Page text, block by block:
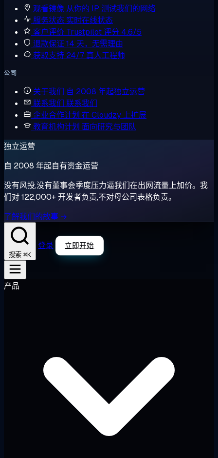
观看镜像 从你的 IP 测试我们的网络
服务状态 实时在线状态
客户评价 Trustpilot 评分 4.6/5
退款保证 14 天，无需理由
获取支持 24/7 真人工程师
公司
关于我们 自 2008 年起独立运营
联系我们 联系我们
企业合作计划 在 Cloudzy 上扩展
教育机构计划 面向研究与团队
独立运营
自 2008 年起自有资金运营
没有风投,没有董事会季度压力逼我们在出网流量上加价。我
们对 122,000+ 开发者负责,不对母公司表格负责。
了解我们的故事 →
搜索 ⌘K
登录 立即开始
产品